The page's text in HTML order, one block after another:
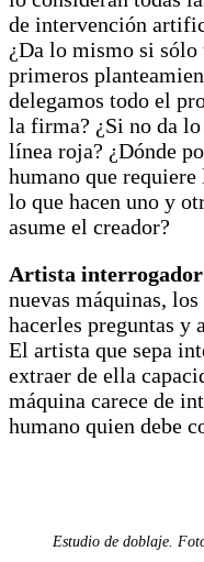
de intervención
¿Da lo mismo si sólo
primeros
delegamos todo el
la firma? ¿Si no da
línea roja? ¿Dónde
humano que
lo que hacen uno y
asume el creador?
Artista interrogador
nuevas máquinas,
hacerles preguntas y
El artista que sepa
extraer de ella
máquina carece de
humano quien debe
Estudio de doblaje.